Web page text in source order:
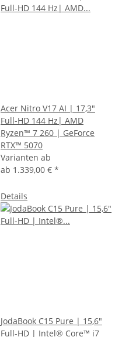
Acer Nitro V17 AI | 17,3"
Full-HD 144 Hz| AMD
Ryzen™ 7 260 | GeForce
RTX™ 5070
Varianten ab
ab 1.339,00 € *
Details
JodaBook C15 Pure | 15,6"
Full-HD | Intel® Core™ i7